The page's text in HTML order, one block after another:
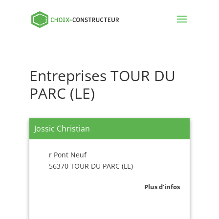
Entreprises TOUR DU
PARC (LE)
Jossic Christian
r Pont Neuf
56370 TOUR DU PARC (LE)
Plus d'infos